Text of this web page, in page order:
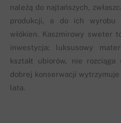
należą do najtańszych,
produkcji, a do ich wyrobu
włókien. Kaszmirowy sweter
inwestycja: luksusowy
kształt ubiorów, nie
dobrej konserwacji
lata.